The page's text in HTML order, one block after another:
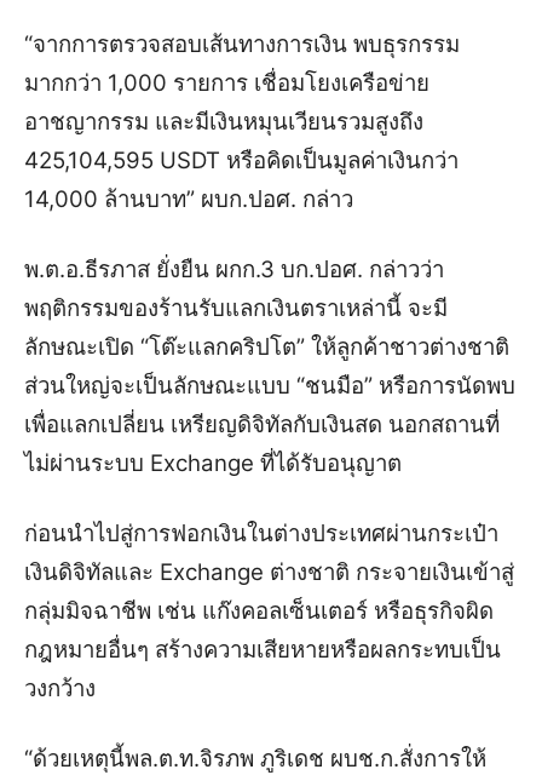
“จากการตรวจสอบเส้นทางการเงิน พบธุรกรรม
มากกว่า 1,000 รายการ เชื่อมโยงเครือข่าย
อาชญากรรม และมีเงินหมุนเวียนรวมสูงถึง
425,104,595 USDT หรือคิดเป็นมูลค่าเงินกว่า
14,000 ล้านบาท” ผบก.ปอศ. กล่าว
พ.ต.อ.ธีรภาส ยั่งยืน ผกก.3 บก.ปอศ. กล่าวว่า
พฤติกรรมของร้านรับแลกเงินตราเหล่านี้ จะมี
ลักษณะเปิด “โต๊ะแลกคริปโต” ให้ลูกค้าชาวต่างชาติ
ส่วนใหญ่จะเป็นลักษณะแบบ “ชนมือ” หรือการนัดพบ
เพื่อแลกเปลี่ยน เหรียญดิจิทัลกับเงินสด นอกสถานที่
ไม่ผ่านระบบ Exchange ที่ได้รับอนุญาต
ก่อนนำไปสู่การฟอกเงินในต่างประเทศผ่านกระเป๋า
เงินดิจิทัลและ Exchange ต่างชาติ กระจายเงินเข้าสู่
กลุ่มมิจฉาชีพ เช่น แก๊งคอลเซ็นเตอร์ หรือธุรกิจผิด
กฎหมายอื่นๆ สร้างความเสียหายหรือผลกระทบเป็น
วงกว้าง
“ด้วยเหตุนี้พล.ต.ท.จิรภพ ภูริเดช ผบช.ก.สั่งการให้